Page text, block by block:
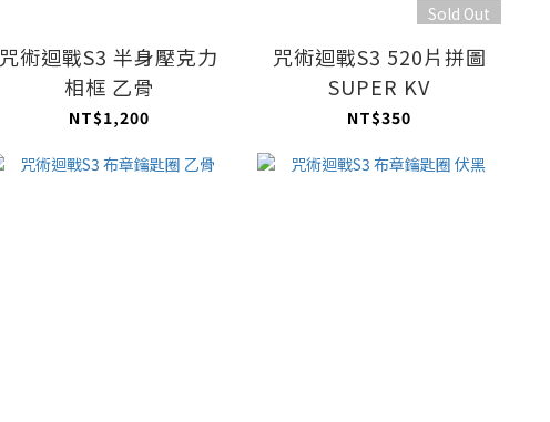
咒術迴戰S3 半身壓克力
相框 乙骨
NT$1,200
Sold Out
咒術迴戰S3 520片拼圖
SUPER KV
NT$350